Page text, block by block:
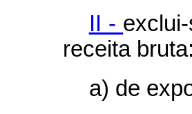
II -
receita bruta:
a) de